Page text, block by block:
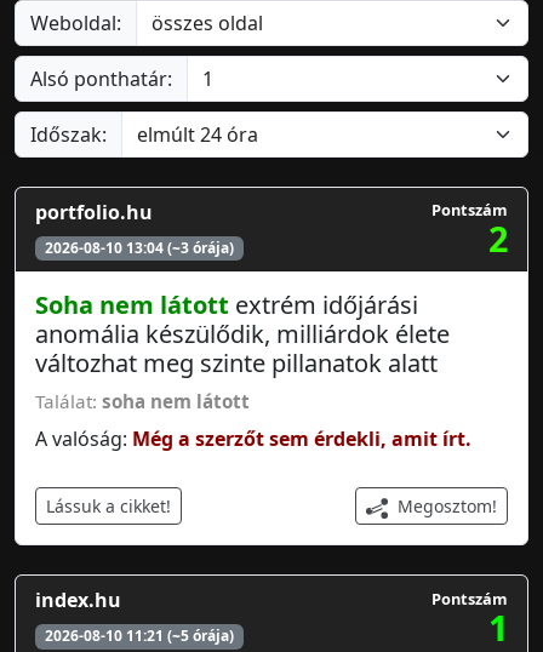
Weboldal:
Alsó ponthatár:
Időszak:
portfolio.hu
2026-08-10 13:04 (~3 órája)
Pontszám
2
Soha nem látott extrém időjárási
anomália készülődik, milliárdok élete
változhat meg szinte pillanatok alatt
Találat: soha nem látott
A valóság: Még a szerzőt sem érdekli, amit írt.
Lássuk a cikket! Megosztom!
index.hu
2026-08-10 11:21 (~5 órája)
Pontszám
1